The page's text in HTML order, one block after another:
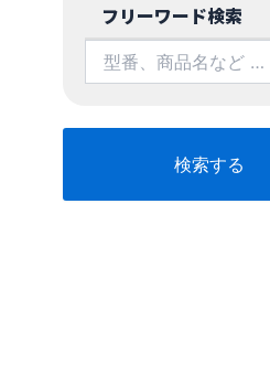
フリーワード検索